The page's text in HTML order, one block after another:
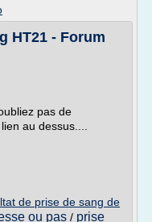
HT21 - Forum
pas de
au dessus....
de prise de sang de
ou pas / prise